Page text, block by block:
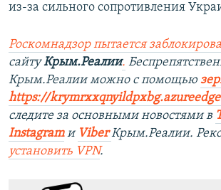
из-за сильного сопротивления
Роскомнадзор пытается
сайтуКрым.Реалии.
Крым.Реалии можно с помощью
https://
следите за основными новостями в
Instagramи ViberКрым.Реалии.
установить VPN.